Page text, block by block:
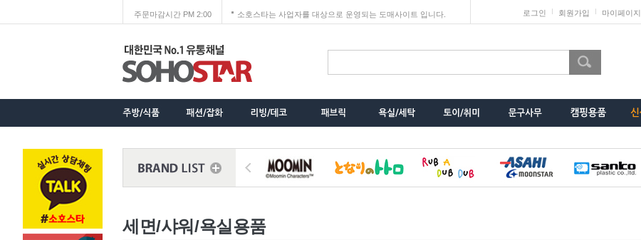
주문마감시간 PM 2:00 소호스타는 사업자를 대상으로 운영되는 도매사이트 입니다. 로그인 회원가입 마이페이지
세면/샤워/욕실용품